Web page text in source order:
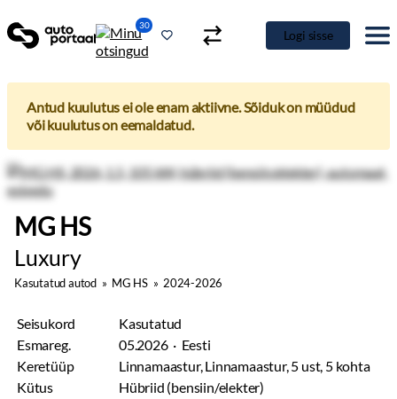
30
Logi sisse
Antud kuulutus ei ole enam aktiivne. Sõiduk on müüdud
või kuulutus on eemaldatud.
MG HS
Luxury
Kasutatud autod » MG HS » 2024-2026
Seisukord
Kasutatud
Esmareg.
05.2026 · Eesti
Keretüüp
Linnamaastur, Linnamaastur, 5 ust, 5 kohta
Kütus
Hübriid (bensiin/elekter)